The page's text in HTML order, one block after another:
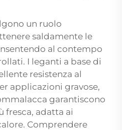
un ruolo
saldamente le
al contempo
I leganti a base di
resistenza al
applicazioni gravose,
garantiscono
fresca, adatta ai
Comprendere